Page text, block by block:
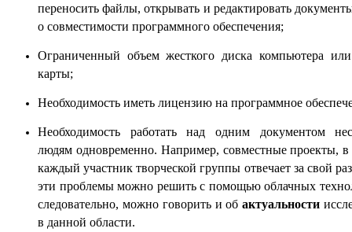
переносить файлы, открывать и редактировать
о совместимости программного обеспечения;
Ограниченный объем жесткого диска компьютера
карты;
Необходимость иметь лицензию на программное
Необходимость работать над одним документом
людям одновременно. Например, совместные проекты, в
каждый участник творческой группы отвечает за свой
эти проблемы можно решить с помощью облачных
следовательно, можно говорить и обактуальности
в данной области.